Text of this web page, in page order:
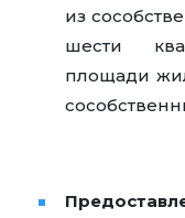
из
шести
площади